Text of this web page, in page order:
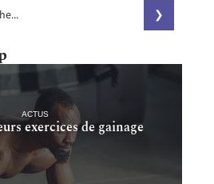
ACTUS
exercices de gainage